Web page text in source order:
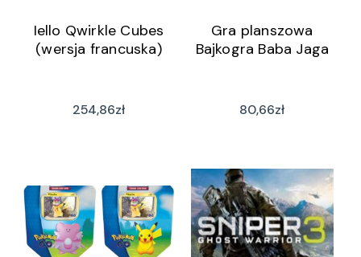
Iello Qwirkle Cubes
(wersja francuska)
254,86zł
Gra planszowa
Bajkogra Baba Jaga
80,66zł